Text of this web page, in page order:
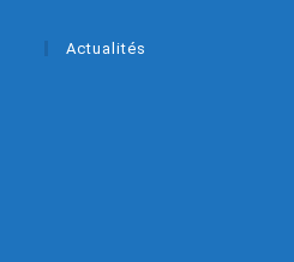
Actualités